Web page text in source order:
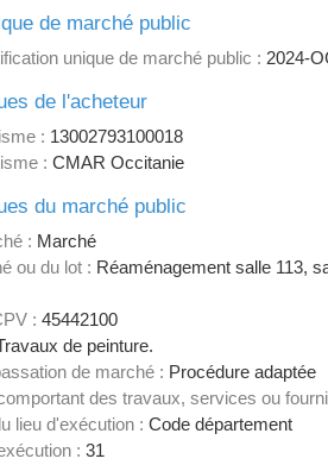
de marché public
unique de marché public : 2024-
de l'acheteur
: 13002793100018
: CMAR Occitanie
du marché public
: Marché
ou du lot : Réaménagement salle 113,
: 45442100
de peinture.
de marché : Procédure adaptée
des travaux, services ou
lieu d'exécution : Code département
: 31